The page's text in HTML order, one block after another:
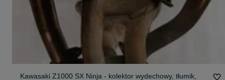
Kawasaki Z1000 SX Ninja - kolektor wydechowy, tłumik,